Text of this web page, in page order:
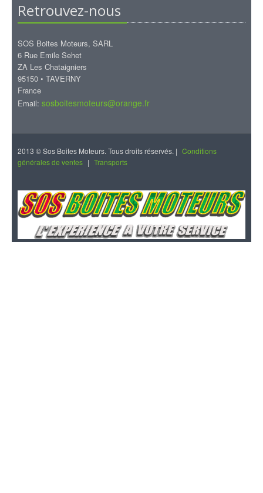
Retrouvez-nous
SOS Boites Moteurs, SARL
6 Rue Emile Sehet
ZA Les Chataigniers
95150 • TAVERNY
France
Email: sosboitesmoteurs@orange.fr
2013 © Sos Boites Moteurs. Tous droits réservés. | Conditions
générales de ventes | Transports